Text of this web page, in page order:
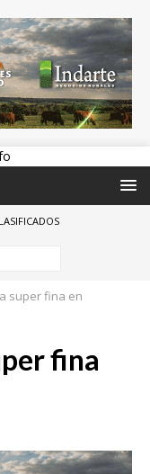
super fina en
fina